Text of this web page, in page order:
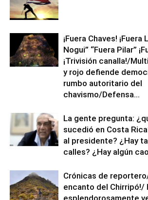
¡Fuera Chaves! ¡Fuera
Nogui” “Fuera Pilar”
¡Trivisión canalla!/
y rojo defiende
rumbo autoritario del
chavismo/Defensa...
La gente pregunta:
sucedió en Costa
al presidente? ¿Hay
calles? ¿Hay algún
Crónicas de
encanto del Chirripó!/